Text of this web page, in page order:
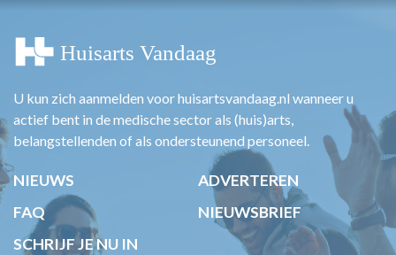
U kun zich aanmelden voor huisartsvandaag.nl wanneer u
actief bent in de medische sector als (huis)arts,
belangstellenden of als ondersteunend personeel.
NIEUWS
ADVERTEREN
FAQ
NIEUWSBRIEF
SCHRIJF JE NU IN